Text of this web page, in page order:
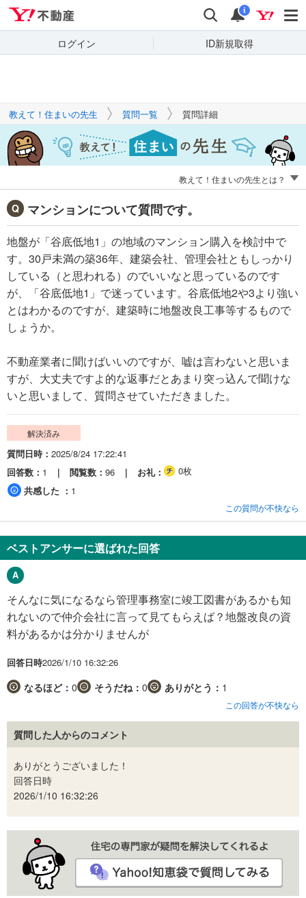
検索 通知
i
ログイン ID新規取得
キーワードで
質問を探す
教えて！住まいの先生 質問一覧 質問詳細
教えて！住まいの先生とは？
マンションについて質問です。
地盤が「谷底低地1」の地域のマンション購入を検討中で
す。30戸未満の築36年、建築会社、管理会社ともしっかり
している（と思われる）のでいいなと思っているのです
が、「谷底低地1」で迷っています。谷底低地2や3より強い
とはわかるのですが、建築時に地盤改良工事等するもので
しょうか。
不動産業者に聞けばいいのですが、嘘は言わないと思いま
すが、大丈夫ですよ的な返事だとあまり突っ込んで聞けな
いと思いまして、質問させていただきました。
解決済み
質問日時
2025/8/24 17:22:41
回答数
1 閲覧数 96 お礼
0枚
共感した
1
この質問が不快なら
ベストアンサーに選ばれた回答
そんなに気になるなら管理事務室に竣工図書があるかも知
れないので仲介会社に言って見てもらえば？地盤改良の資
料があるかは分かりませんが
回答日時2026/1/10 16:32:26
なるほど： 0 そうだね： 0 ありがとう： 1
この回答が不快なら
質問した人からのコメント
ありがとうございました！
回答日時
2026/1/10 16:32:26